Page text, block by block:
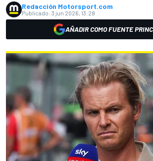
Redacción Motorsport.com
Publicado: 3 jun 2026, 13:28
AÑADIR COMO FUENTE